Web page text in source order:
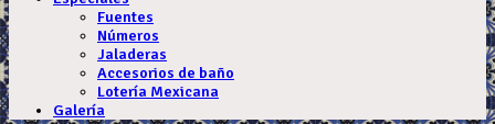
Fuentes
Números
Jaladeras
Accesorios de baño
Lotería Mexicana
Galería